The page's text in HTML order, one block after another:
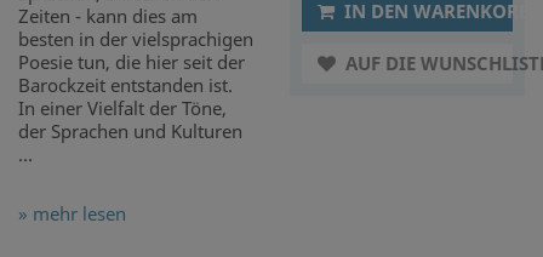
Zeiten - kann dies am
besten in der vielsprachigen
Poesie tun, die hier seit der
Barockzeit entstanden ist.
In einer Vielfalt der Töne,
der Sprachen und Kulturen
...
» mehr lesen
IN DEN WARENKORB
AUF DIE